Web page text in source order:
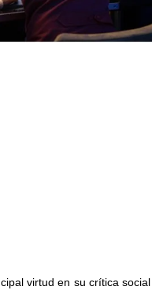
virtud en su crítica social